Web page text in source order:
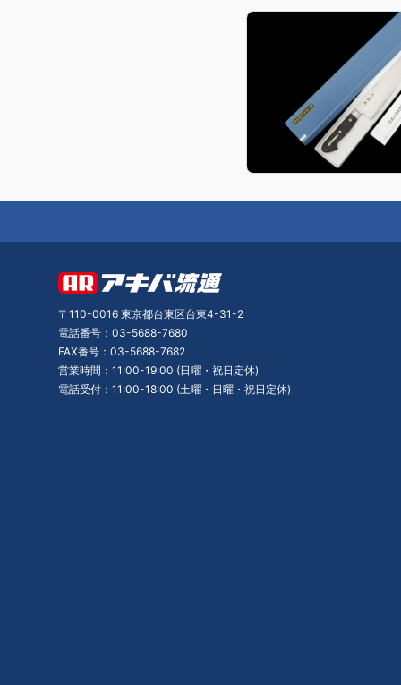
〒110-0016 東京都台東区台東4-31-2
電話番号：03-5688-7680
FAX番号：03-5688-7682
営業時間：11:00-19:00 (日曜・祝日定休)
電話受付：11:00-18:00 (土曜・日曜・祝日定休)